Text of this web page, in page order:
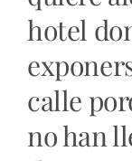
hotel
calle
no han